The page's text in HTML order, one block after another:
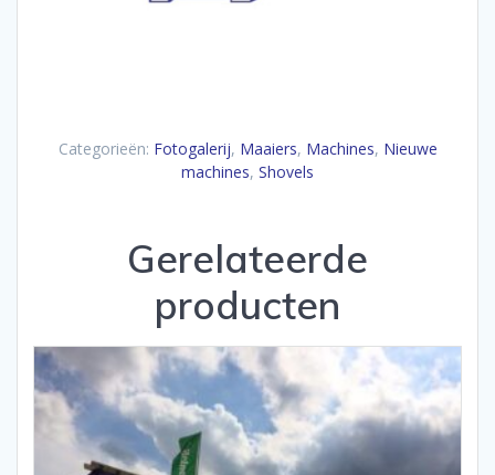
Categorieën: Fotogalerij, Maaiers, Machines, Nieuwe
machines, Shovels
Gerelateerde
producten